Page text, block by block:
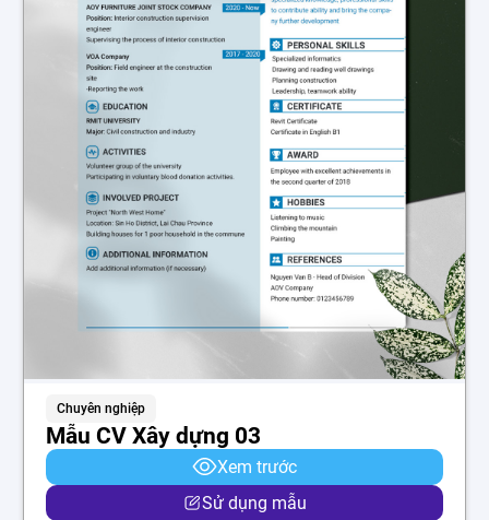
Chuyên nghiệp
Mẫu CV Xây dựng 03
Xem trước
Sử dụng mẫu